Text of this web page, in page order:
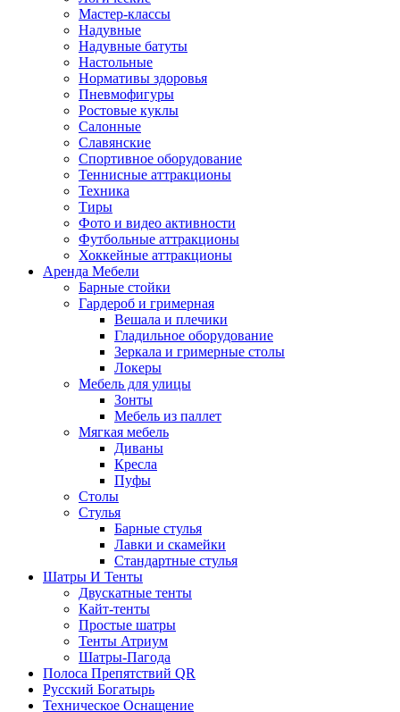
Мастер-классы
Надувные
Надувные батуты
Настольные
Нормативы здоровья
Пневмофигуры
Ростовые куклы
Салонные
Славянские
Спортивное оборудование
Теннисные аттракционы
Техника
Тиры
Фото и видео активности
Футбольные аттракционы
Хоккейные аттракционы
Аренда Мебели
Барные стойки
Гардероб и гримерная
Вешала и плечики
Гладильное оборудование
Зеркала и гримерные столы
Локеры
Мебель для улицы
Зонты
Мебель из паллет
Мягкая мебель
Диваны
Кресла
Пуфы
Столы
Стулья
Барные стулья
Лавки и скамейки
Стандартные стулья
Шатры И Тенты
Двускатные тенты
Кайт-тенты
Простые шатры
Тенты Атриум
Шатры-Пагода
Полоса Препятствий QR
Русский Богатырь
Техническое Оснащение